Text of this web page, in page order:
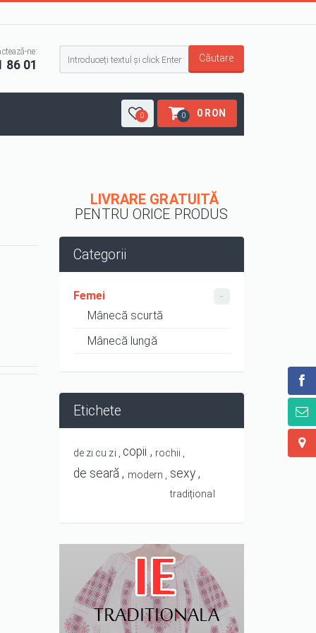
ne:
86 01
Formular de căutare
0 0 0 RON
LIVRARE GRATUITĂ
PENTRU ORICE PRODUS
Categorii
Femei
Mânecă scurtă
Mânecă lungă
Etichete
de zi cu zi copii rochii
de seară modern sexy
tradițional